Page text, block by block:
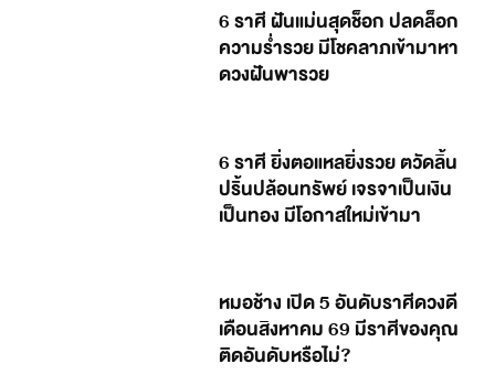
6 ราศี ฝันแม่นสุดช็อก ปลดล็อก
ความร่ำรวย มีโชคลาภเข้ามาหา
ดวงฝันพารวย
6 ราศี ยิ่งตอแหลยิ่งรวย ตวัดลิ้น
ปริ้นปล้อนทรัพย์ เจรจาเป็นเงิน
เป็นทอง มีโอกาสใหม่เข้ามา
หมอช้าง เปิด 5 อันดับราศีดวงดี
เดือนสิงหาคม 69 มีราศีของคุณ
ติดอันดับหรือไม่?